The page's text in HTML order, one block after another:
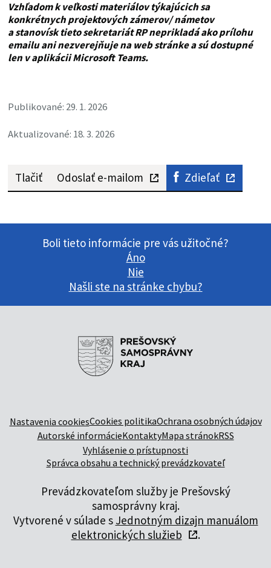
Vzhľadom k veľkosti materiálov týkajúcich sa
konkrétnych projektových zámerov/ námetov
a stanovísk tieto sekretariát RP neprikladá ako prílohu
emailu ani nezverejňuje na web stránke a sú dostupné
len v aplikácii Microsoft Teams.
Publikované: 29. 1. 2026
Aktualizované: 18. 3. 2026
Tlačiť Odoslať e-mailom Zdieľať
Boli tieto informácie pre vás užitočné?
Áno
Nie
Našli ste na stránke chybu?
Nastavenia cookiesCookies politikaOchrana osobných údajov
Autorské informácieKontaktyMapa stránokRSS
Vyhlásenie o prístupnosti
Správca obsahu a technický prevádzkovateľ
Prevádzkovateľom služby je Prešovský
samosprávny kraj.
Vytvorené v súlade s Jednotným dizajn manuálom
elektronických služieb
.